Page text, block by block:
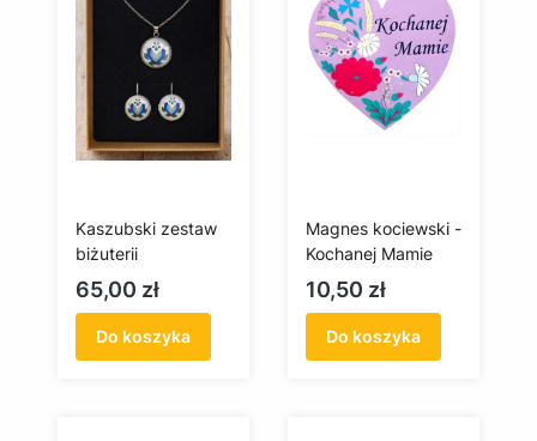
Kaszubski zestaw
biżuterii
Cena
65,00 zł
Do koszyka
Magnes kociewski -
Kochanej Mamie
Cena
10,50 zł
Do koszyka